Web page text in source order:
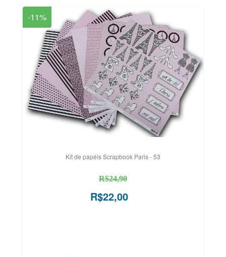
-11%
Kit de papéis Scrapbook Paris - 53
R$24,90
R$22,00